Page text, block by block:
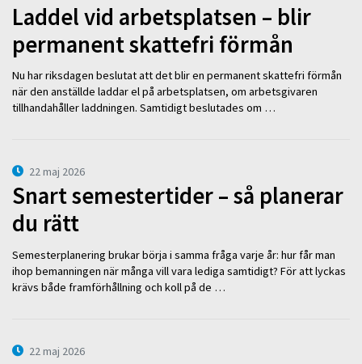
Laddel vid arbetsplatsen – blir
permanent skattefri förmån
Nu har riksdagen beslutat att det blir en permanent skattefri förmån
när den anställde laddar el på arbetsplatsen, om arbetsgivaren
tillhandahåller laddningen. Samtidigt beslutades om …
22 maj 2026
Snart semestertider – så planerar
du rätt
Semesterplanering brukar börja i samma fråga varje år: hur får man
ihop bemanningen när många vill vara lediga samtidigt? För att lyckas
krävs både framförhållning och koll på de …
22 maj 2026